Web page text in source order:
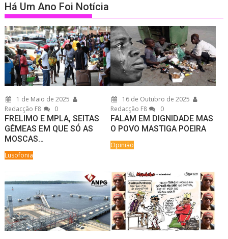
Há Um Ano Foi Notícia
1 de Maio de 2025
Redacção F8
0
FRELIMO E MPLA, SEITAS
GÉMEAS EM QUE SÓ AS
MOSCAS…
Lusofonia
16 de Outubro de 2025
Redacção F8
0
FALAM EM DIGNIDADE MAS
O POVO MASTIGA POEIRA
Opinião